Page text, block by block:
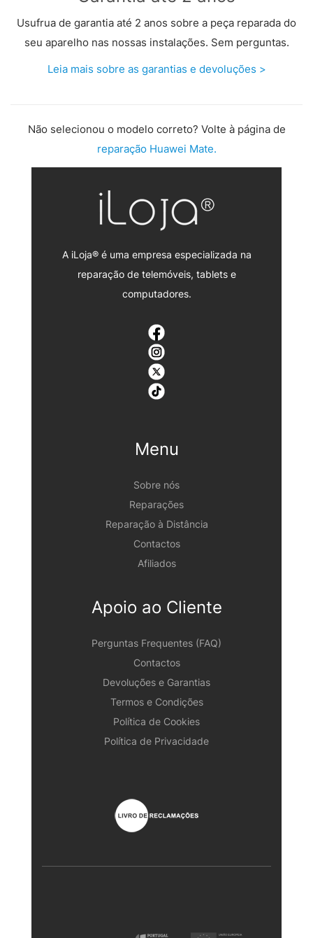
Usufrua de garantia até 2 anos sobre a peça reparada do
seu aparelho nas nossas instalações. Sem perguntas.
Leia mais sobre as garantias e devoluções >
Não selecionou o modelo correto? Volte à página de
reparação Huawei Mate.
A iLoja® é uma empresa especializada na
reparação de telemóveis, tablets e
computadores.
Menu
Sobre nós
Reparações
Reparação à Distância
Contactos
Afiliados
Apoio ao Cliente
Perguntas Frequentes (FAQ)
Contactos
Devoluções e Garantias
Termos e Condições
Política de Cookies
Política de Privacidade